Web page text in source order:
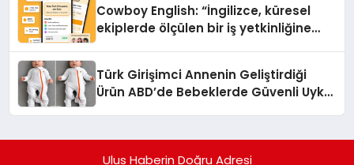
Cowboy English: “İngilizce, küresel
ekiplerde ölçülen bir iş yetkinliğine
Türk Girişimci Annenin Geliştirdiği
Ürün ABD’de Bebeklerde Güvenli Uyku
Ulus Haberin Doğru Adresi